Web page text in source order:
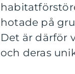
hotade på
Det är därför
och deras